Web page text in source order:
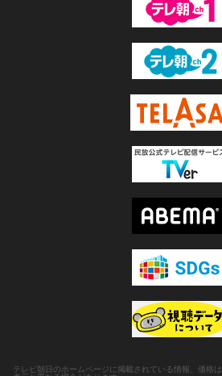
テレビ朝日のホームページに掲載されている情報、価格